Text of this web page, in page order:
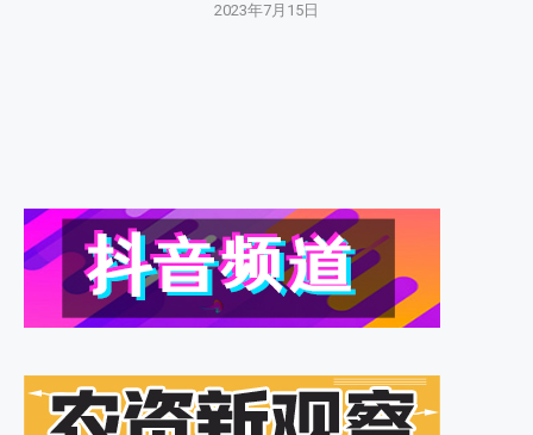
2023年7月15日